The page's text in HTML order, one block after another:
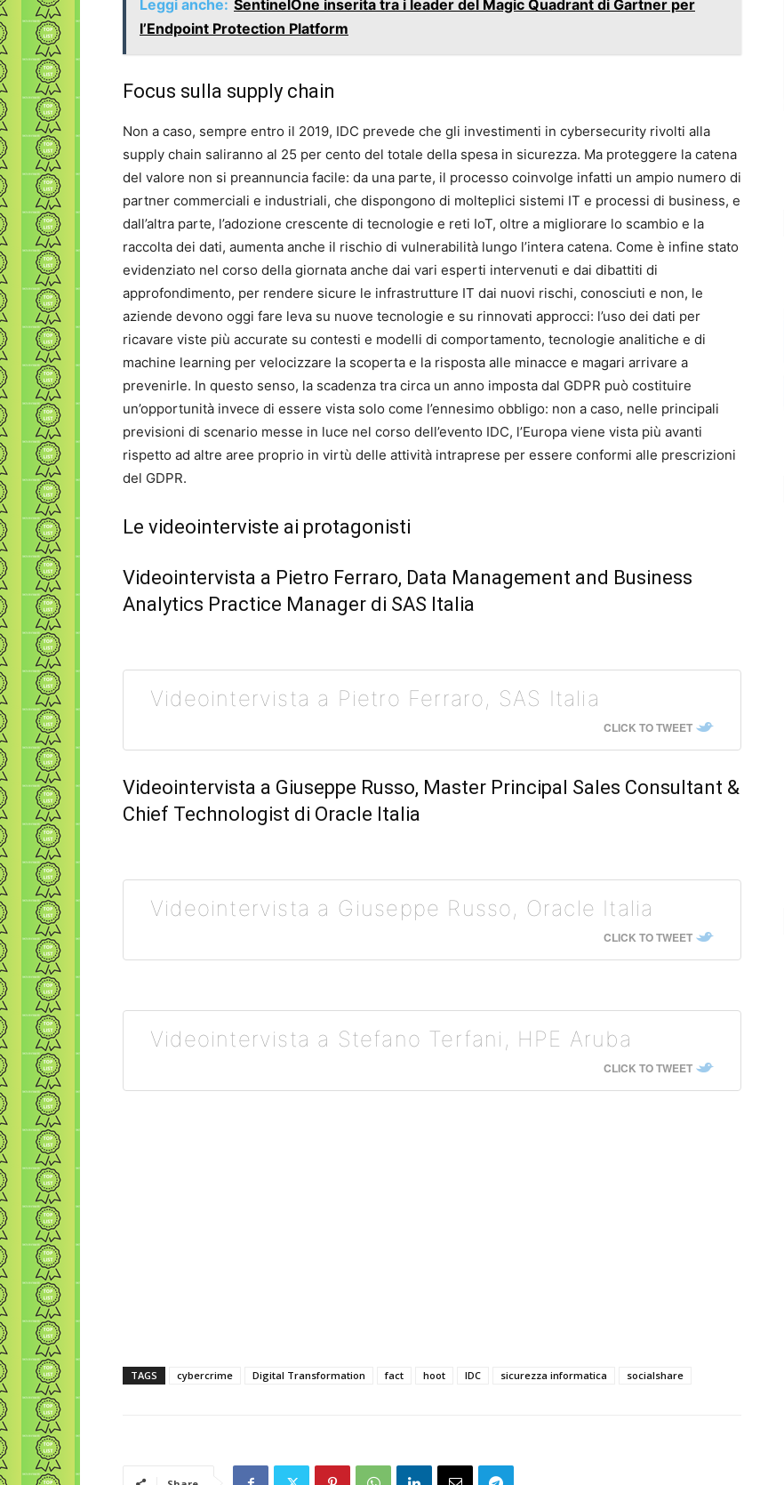
Leggi anche: SentinelOne inserita tra i leader del Magic Quadrant di Gartner per
l’Endpoint Protection Platform
Focus sulla supply chain
Non a caso, sempre entro il 2019, IDC prevede che gli investimenti in cybersecurity rivolti alla
supply chain saliranno al 25 per cento del totale della spesa in sicurezza. Ma proteggere la catena
del valore non si preannuncia facile: da una parte, il processo coinvolge infatti un ampio numero di
partner commerciali e industriali, che dispongono di molteplici sistemi IT e processi di business, e
dall’altra parte, l’adozione crescente di tecnologie e reti IoT, oltre a migliorare lo scambio e la
raccolta dei dati, aumenta anche il rischio di vulnerabilità lungo l’intera catena. Come è infine stato
evidenziato nel corso della giornata anche dai vari esperti intervenuti e dai dibattiti di
approfondimento, per rendere sicure le infrastrutture IT dai nuovi rischi, conosciuti e non, le
aziende devono oggi fare leva su nuove tecnologie e su rinnovati approcci: l’uso dei dati per
ricavare viste più accurate su contesti e modelli di comportamento, tecnologie analitiche e di
machine learning per velocizzare la scoperta e la risposta alle minacce e magari arrivare a
prevenirle. In questo senso, la scadenza tra circa un anno imposta dal GDPR può costituire
un’opportunità invece di essere vista solo come l’ennesimo obbligo: non a caso, nelle principali
previsioni di scenario messe in luce nel corso dell’evento IDC, l’Europa viene vista più avanti
rispetto ad altre aree proprio in virtù delle attività intraprese per essere conformi alle prescrizioni
del GDPR.
Le videointerviste ai protagonisti
Videointervista a Pietro Ferraro, Data Management and Business
Analytics Practice Manager di SAS Italia
Videointervista a Pietro Ferraro, SAS Italia
CLICK TO TWEET
Videointervista a Giuseppe Russo, Master Principal Sales Consultant &
Chief Technologist di Oracle Italia
Videointervista a Giuseppe Russo, Oracle Italia
CLICK TO TWEET
Videointervista a Stefano Terfani, HPE Aruba
CLICK TO TWEET
TAGS cybercrime Digital Transformation fact hoot IDC sicurezza informatica socialshare